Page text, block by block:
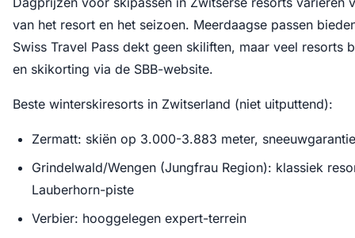
van het resort en het seizoen. Meerdaagse passen
Swiss Travel Pass dekt geen skiliften, maar veel resorts
en skikorting via de SBB-website.
Beste winterskiresorts in Zwitserland (niet uitputtend):
Zermatt: skiën op 3.000-3.883 meter,
Grindelwald/Wengen (Jungfrau Region): klassiek
Lauberhorn-piste
Verbier: hooggelegen expert-terrein